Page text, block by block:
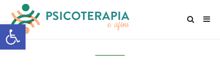
Open toolbar